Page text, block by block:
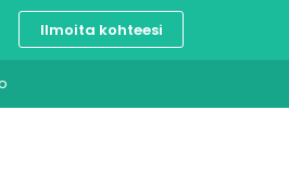
Ilmoita kohteesi